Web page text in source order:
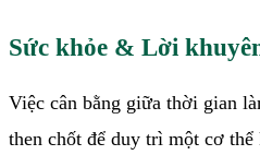
Sức khỏe & Lời
Việc cân bằng giữa thời gian
then chốt để duy trì một cơ